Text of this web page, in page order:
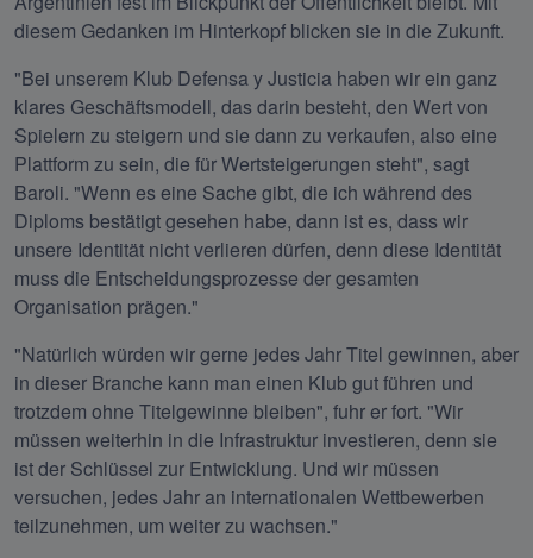
diesem Gedanken im Hinterkopf blicken sie in die Zukunft.
"Bei unserem Klub Defensa y Justicia haben wir ein ganz
klares Geschäftsmodell, das darin besteht, den Wert von
Spielern zu steigern und sie dann zu verkaufen, also eine
Plattform zu sein, die für Wertsteigerungen steht", sagt
Baroli. "Wenn es eine Sache gibt, die ich während des
Diploms bestätigt gesehen habe, dann ist es, dass wir
unsere Identität nicht verlieren dürfen, denn diese Identität
muss die Entscheidungsprozesse der gesamten
Organisation prägen."
"Natürlich würden wir gerne jedes Jahr Titel gewinnen, aber
in dieser Branche kann man einen Klub gut führen und
trotzdem ohne Titelgewinne bleiben", fuhr er fort. "Wir
müssen weiterhin in die Infrastruktur investieren, denn sie
ist der Schlüssel zur Entwicklung. Und wir müssen
versuchen, jedes Jahr an internationalen Wettbewerben
teilzunehmen, um weiter zu wachsen."